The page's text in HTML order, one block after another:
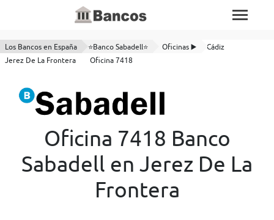
Los Bancos en España ⭐Banco Sabadell⭐ Oficinas ▶️
Cádiz
Jerez De La Frontera
Oficina 7418
Oficina 7418 Banco
Sabadell en Jerez De La
Frontera